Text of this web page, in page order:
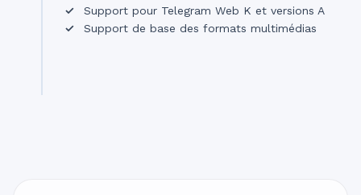
Support pour Telegram Web K et versions A
Support de base des formats multimédias